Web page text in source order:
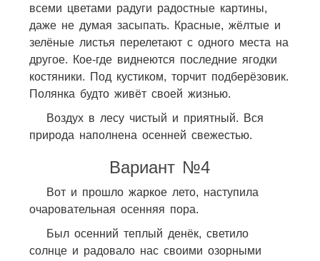
всеми цветами радуги радостные картины,
даже не думая засыпать. Красные, жёлтые и
зелёные листья перелетают с одного места на
другое. Кое-где виднеются последние ягодки
костяники. Под кустиком, торчит подберёзовик.
Полянка будто живёт своей жизнью.
Воздух в лесу чистый и приятный. Вся
природа наполнена осенней свежестью.
Вариант №4
Вот и прошло жаркое лето, наступила
очаровательная осенняя пора.
Был осенний теплый денёк, светило
солнце и радовало нас своими озорными